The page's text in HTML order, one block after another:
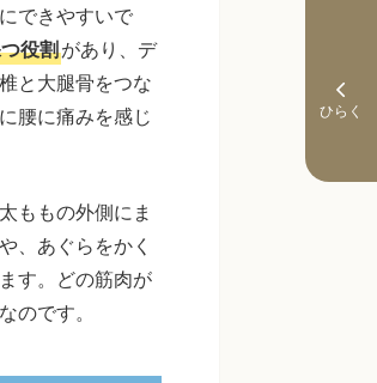
できやすいで
役割があり、デ
と大腿骨をつな
腰に痛みを感じ
ももの外側にま
、あぐらをかく
す。どの筋肉が
のです。